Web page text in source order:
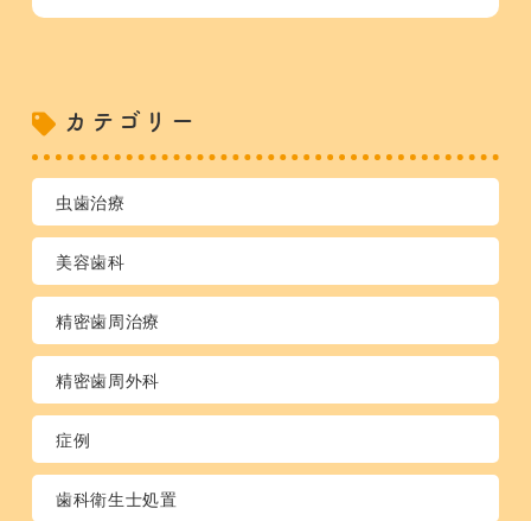
カテゴリー
虫歯治療
美容歯科
精密歯周治療
精密歯周外科
症例
歯科衛生士処置